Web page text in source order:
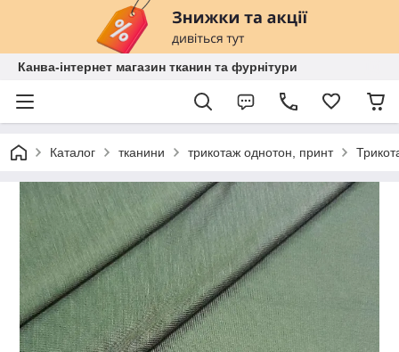
Канва-інтернет магазин тканин та фурнітури
Каталог тканини трикотаж однотон, принт